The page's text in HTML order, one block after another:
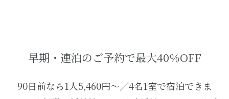
早期・連泊のご予約で最大40％OFF
90日前なら1人5,460円～／4名1室で宿泊できま